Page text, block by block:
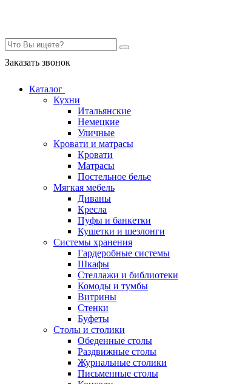
Заказать звонок
Каталог
Кухни
Итальянские
Немецкие
Уличные
Кровати и матрасы
Кровати
Матрасы
Постельное белье
Мягкая мебель
Диваны
Кресла
Пуфы и банкетки
Кушетки и шезлонги
Системы хранения
Гардеробные системы
Шкафы
Стеллажи и библиотеки
Комоды и тумбы
Витрины
Стенки
Буфеты
Столы и столики
Обеденные столы
Раздвижные столы
Журнальные столики
Письменные столы